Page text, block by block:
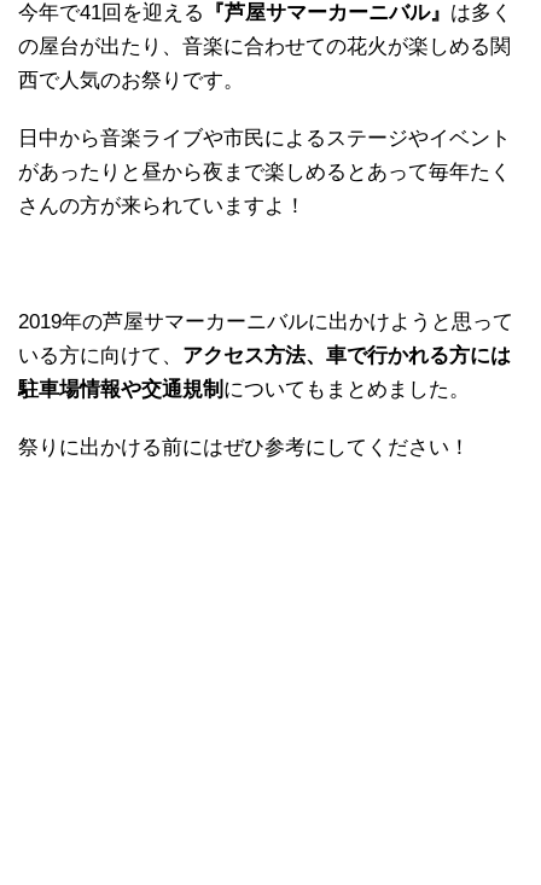
今年で41回を迎える 『芦屋サマーカーニバル』 は多く
の屋台が出たり、音楽に合わせての花火が楽しめる関
西で人気のお祭りです。
日中から音楽ライブや市民によるステージやイベント
があったりと昼から夜まで楽しめるとあって毎年たく
さんの方が来られていますよ！
2019年の芦屋サマーカーニバルに出かけようと思って
いる方に向けて、 アクセス方法、車で行かれる方には
駐車場情報や交通規制 についてもまとめました。
祭りに出かける前にはぜひ参考にしてください！